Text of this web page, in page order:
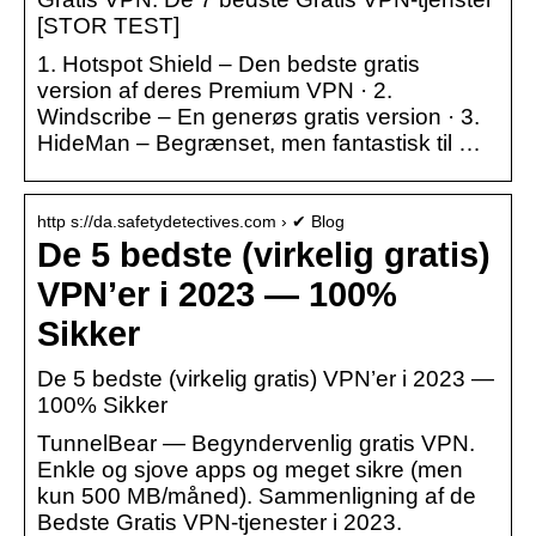
[STOR TEST]
1. Hotspot Shield – Den bedste gratis
version af deres Premium VPN · 2.
Windscribe – En generøs gratis version · 3.
HideMan – Begrænset, men fantastisk til …
http s://da.safetydetectives.com › ✔ Blog
De 5 bedste (virkelig gratis)
VPN’er i 2023 — 100%
Sikker
De 5 bedste (virkelig gratis) VPN’er i 2023 —
100% Sikker
TunnelBear — Begyndervenlig gratis VPN.
Enkle og sjove apps og meget sikre (men
kun 500 MB/måned). Sammenligning af de
Bedste Gratis VPN-tjenester i 2023.